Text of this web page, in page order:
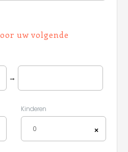
uw volgende
→
Kinderen
×
0